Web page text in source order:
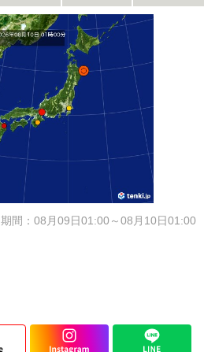
期間：08月09日01:00～08月10日01:00